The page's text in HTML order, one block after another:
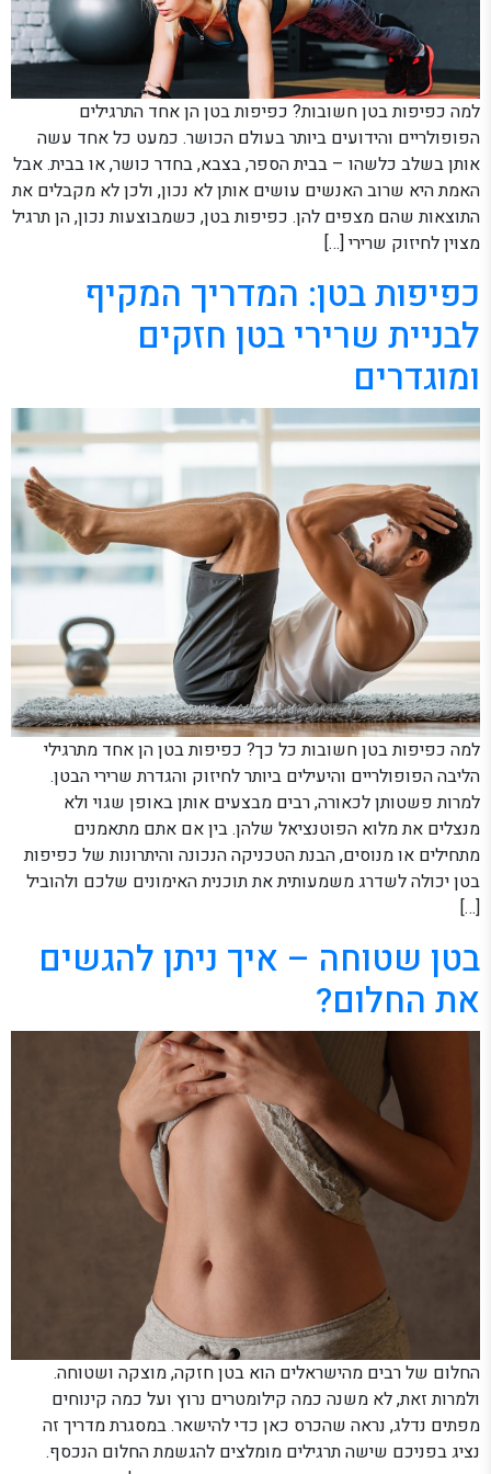
למה כפיפות בטן חשובות? כפיפות בטן הן אחד התרגילים
הפופולריים והידועים ביותר בעולם הכושר. כמעט כל אחד עשה
אותן בשלב כלשהו – בבית הספר, בצבא, בחדר כושר, או בבית. אבל
האמת היא שרוב האנשים עושים אותן לא נכון, ולכן לא מקבלים את
התוצאות שהם מצפים להן. כפיפות בטן, כשמבוצעות נכון, הן תרגיל
מצוין לחיזוק שרירי […]
כפיפות בטן: המדריך המקיף
לבניית שרירי בטן חזקים
ומוגדרים
למה כפיפות בטן חשובות כל כך? כפיפות בטן הן אחד מתרגילי
הליבה הפופולריים והיעילים ביותר לחיזוק והגדרת שרירי הבטן.
למרות פשטותן לכאורה, רבים מבצעים אותן באופן שגוי ולא
מנצלים את מלוא הפוטנציאל שלהן. בין אם אתם מתאמנים
מתחילים או מנוסים, הבנת הטכניקה הנכונה והיתרונות של כפיפות
בטן יכולה לשדרג משמעותית את תוכנית האימונים שלכם ולהוביל
[…]
בטן שטוחה – איך ניתן להגשים
את החלום?
החלום של רבים מהישראלים הוא בטן חזקה, מוצקה ושטוחה.
ולמרות זאת, לא משנה כמה קילומטרים נרוץ ועל כמה קינוחים
מפתים נדלג, נראה שהכרס כאן כדי להישאר. במסגרת מדריך זה
נציג בפניכם שישה תרגילים מומלצים להגשמת החלום הנכסף.